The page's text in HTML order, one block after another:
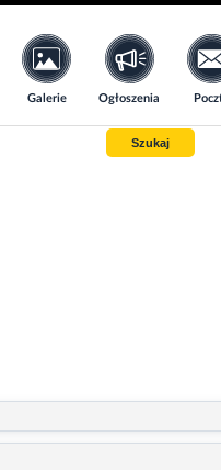
Galerie Ogłoszenia
Szukaj